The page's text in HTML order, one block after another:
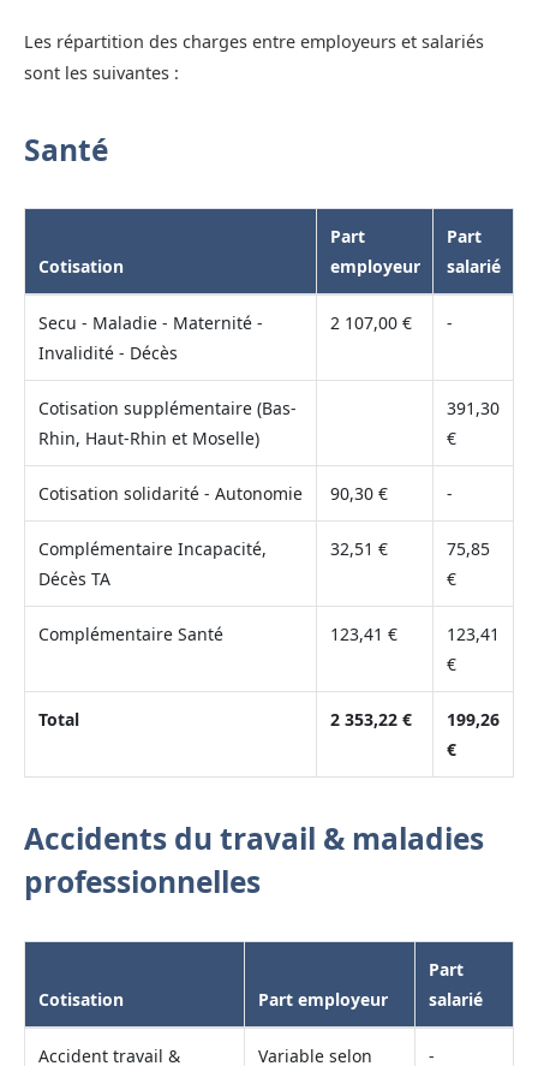
Les répartition des charges entre employeurs et salariés
sont les suivantes :
Santé
Cotisation
Part
employeur
Part
salarié
Secu - Maladie - Maternité -
Invalidité - Décès
2 107,00 € -
Cotisation supplémentaire (Bas-
Rhin, Haut-Rhin et Moselle)
391,30
€
Cotisation solidarité - Autonomie 90,30 € -
Complémentaire Incapacité,
Décès TA
32,51 €
75,85
€
Complémentaire Santé 123,41 €
123,41
€
Total 2 353,22 €
199,26
€
Accidents du travail & maladies
professionnelles
Cotisation Part employeur
Part
salarié
Accident travail & Variable selon -